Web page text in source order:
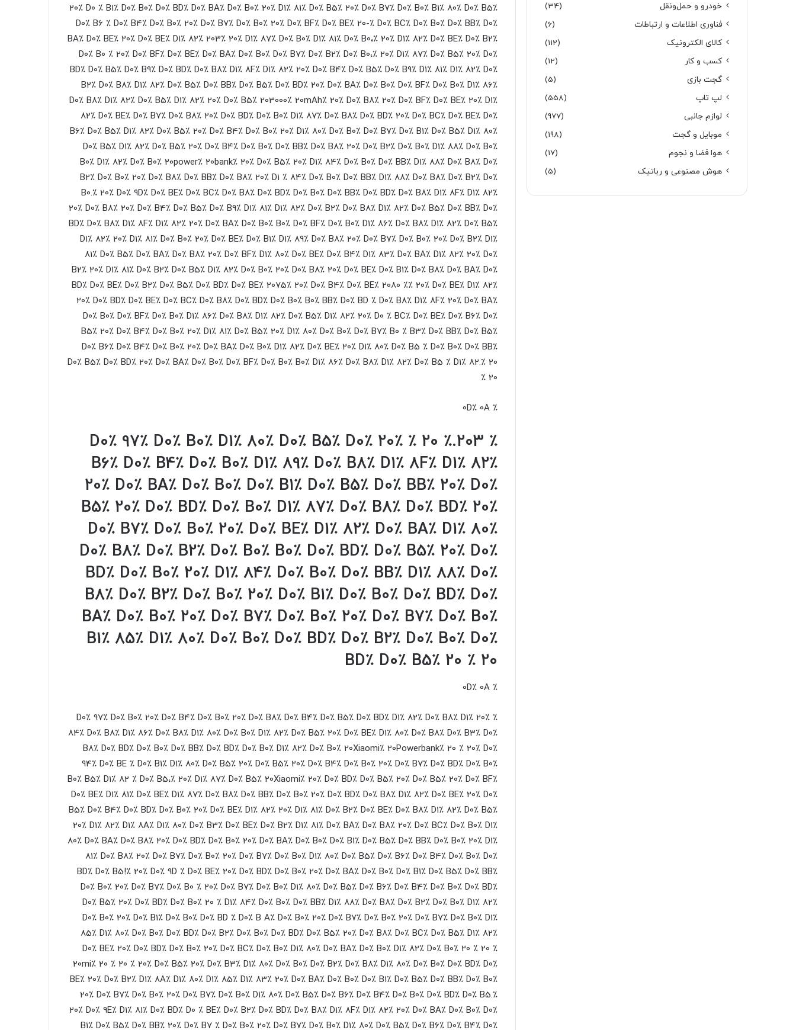
20٪ D0 ٪ B1٪ D0٪ B0٪ D0٪ BD٪ D0٪ BA٪ D0٪ B0٪ 20٪ D1٪ 81٪ D0٪ B5٪ 20٪ D0٪ B7٪ D0٪ B0٪ B1٪ 80٪ D0٪ B5٪
D0٪ B6 ٪ D0٪ B4٪ D0٪ B0٪ 20٪ D0٪ B7٪ D0٪ B0٪ 20٪ D0٪ BF٪ D0٪ BE٪ 20-٪ D0٪ BC٪ D0٪ B0٪ D0٪ BB٪ D0٪
BA٪ D0٪ BE٪ 20٪ D0٪ BE٪ D1٪ 82٪ 203٪ 20٪ D1٪ 87٪ D0٪ B0٪ D1٪ 81٪ D0٪ B0،٪ 20٪ D1٪ 82٪ D0٪ BE٪ D0٪ B2٪
D0٪ B0 ٪ 20٪ D0٪ BF٪ D0٪ BE٪ D0٪ BA٪ D0٪ B0٪ D0٪ B7٪ D0٪ B2٪ D0٪ B0،٪ 20٪ D1٪ 87٪ D0٪ B5٪ 20٪ D0٪
BD٪ D0٪ B5٪ D0٪ B9٪ D0٪ BD٪ D0٪ B8٪ D1٪ 8F٪ D1٪ 82٪ 20٪ D0٪ B4٪ D0٪ B5٪ D0٪ B9٪ D1٪ 81٪ D1٪ 82٪ D0٪
B2٪ D0٪ B8٪ D1٪ 82٪ D0٪ B5٪ D0٪ BB٪ D0٪ B5٪ D0٪ BD٪ 20٪ D0٪ BA٪ D0٪ B0٪ D0٪ BF٪ D0٪ B0٪ D1٪ 86٪
D0٪ B8٪ D1٪ 82٪ D0٪ B5٪ D1٪ 82٪ 20٪ D0٪ B5٪ 203000٪ 20mAh٪ 20٪ D0٪ B8٪ 20٪ D0٪ BF٪ D0٪ BE٪ 20٪ D1٪
82٪ D0٪ BE٪ D0٪ B7٪ D0٪ B8٪ 20٪ D0٪ BD٪ D0٪ B0٪ D1٪ 87٪ D0٪ B8٪ D0٪ BD٪ 20٪ D0٪ BC٪ D0٪ BE٪ D0٪
B6٪ D0٪ B5٪ D1٪ 82٪ D0٪ B5٪ 20٪ D0٪ B4٪ D0٪ B0٪ 20٪ D1٪ 80٪ D0٪ B0٪ D0٪ B7٪ D0٪ B1٪ D0٪ B5٪ D1٪ 80٪
D0٪ B5٪ D1٪ 82٪ D0٪ B5٪ 20٪ D0٪ B4٪ D0٪ B0٪ D0٪ BB٪ D0٪ B8٪ 20٪ D0٪ B2٪ D0٪ B0٪ D1٪ 88٪ D0٪ B0٪
B0٪ D1٪ 82٪ D0٪ B0٪ 20power٪ 20bank٪ 20٪ D0٪ B5٪ 20٪ D1٪ 84٪ D0٪ B0٪ D0٪ BB٪ D1٪ 88٪ D0٪ B8٪ D0٪
B2٪ D0٪ B0٪ 20٪ D0٪ B8٪ D0٪ BB٪ D0٪ B8٪ 20٪ D1 ٪ 84٪ D0٪ B0٪ D0٪ BB٪ D1٪ 88٪ D0٪ B8٪ D0٪ B2٪ D0٪
B0.٪ 20٪ D0٪ 9D٪ D0٪ BE٪ D0٪ BC٪ D0٪ B8٪ D0٪ BD٪ D0٪ B0٪ D0٪ BB٪ D0٪ BD٪ D0٪ B8٪ D1٪ 8F٪ D1٪ 82٪
20٪ D0٪ B8٪ 20٪ D0٪ B4٪ D0٪ B5٪ D0٪ B9٪ D1٪ 81٪ D1٪ 82٪ D0٪ B2٪ D0٪ B8٪ D1٪ 82٪ D0٪ B5٪ D0٪ BB٪ D0٪
BD٪ D0٪ B8٪ D1٪ 8F٪ D1٪ 82٪ 20٪ D0٪ BA٪ D0٪ B0٪ B0٪ D0٪ BF٪ D0٪ B0٪ D1٪ 86٪ D0٪ B8٪ D1٪ 82٪ D0٪ B5٪
D1٪ 82٪ 20٪ D1٪ 81٪ D0٪ B0٪ 20٪ D0٪ BE٪ D0٪ B1٪ D1٪ 89٪ D0٪ B8٪ 20٪ D0٪ B7٪ D0٪ B0٪ 20٪ D0٪ B2٪ D1٪
81٪ D0٪ B5٪ D0٪ BA٪ D0٪ B8٪ 20٪ D0٪ BF٪ D1٪ 80٪ D0٪ BE٪ D0٪ B4٪ D1٪ 83٪ D0٪ BA٪ D1٪ 82٪ 20٪ D0٪
B2٪ 20٪ D1٪ 81٪ D0٪ B2٪ D0٪ B5٪ D1٪ 82٪ D0٪ B0٪ 20٪ D0٪ B8٪ 20٪ D0٪ BE٪ D0٪ B1٪ D0٪ B8٪ D0٪ BA٪ D0٪
BD٪ D0٪ BE٪ D0٪ B2٪ D0٪ B5٪ D0٪ BD٪ D0٪ BE٪ 2075٪ 20٪ D0٪ B4٪ D0٪ BE٪ 2080 ٪٪ 20٪ D0٪ BE٪ D1٪ 82٪
20٪ D0٪ BD٪ D0٪ BE٪ D0٪ BC٪ D0٪ B8٪ D0٪ BD٪ D0٪ B0٪ B0٪ BB٪ D0٪ BD ٪ D0٪ B8٪ D1٪ 8F٪ 20٪ D0٪ BA٪
D0٪ B0٪ D0٪ BF٪ D0٪ B0٪ D1٪ 86٪ D0٪ B8٪ D1٪ 82٪ D0٪ B5٪ D1٪ 82٪ 20٪ D0 ٪ BC٪ D0٪ BE٪ D0٪ B6٪ D0٪
B5٪ 20٪ D0٪ B4٪ D0٪ B0٪ 20٪ D1٪ 81٪ D0٪ B5٪ 20٪ D1٪ 80٪ D0٪ B0٪ D0٪ B7٪ B0 ٪ B3٪ D0٪ BB٪ D0٪ B5٪
D0٪ B6٪ D0٪ B4٪ D0٪ B0٪ 20٪ D0٪ BA٪ D0٪ B0٪ D1٪ 82٪ D0٪ BE٪ 20٪ D1٪ 80٪ D0٪ B5 ٪ D0٪ B0٪ D0٪ BB٪
D0٪ B5٪ D0٪ BD٪ 20٪ D0٪ BA٪ D0٪ B0٪ D0٪ BF٪ D0٪ B0٪ B0٪ D1٪ 86٪ D0٪ B8٪ D1٪ 82٪ D0٪ B5 ٪ D1٪ 82.٪ 20
٪ 20
٪ 0D٪ 0A
٪ 203.٪ 20
٪ 20٪ D0٪ 97٪ D0٪ B0٪ D1٪ 80٪ D0٪ B5٪ D0٪
B6٪ D0٪ B4٪ D0٪ B0٪ D1٪ 89٪ D0٪ B8٪ D1٪ 8F٪ D1٪ 82٪
20٪ D0٪ BA٪ D0٪ B0٪ D0٪ B1٪ D0٪ B5٪ D0٪ BB٪ 20٪ D0٪
B5٪ 20٪ D0٪ BD٪ D0٪ B0٪ D1٪ 87٪ D0٪ B8٪ D0٪ BD٪ 20٪
D0٪ B7٪ D0٪ B0٪ 20٪ D0٪ BE٪ D1٪ 82٪ D0٪ BA٪ D1٪ 80٪
D0٪ B8٪ D0٪ B2٪ D0٪ B0٪ B0٪ D0٪ BD٪ D0٪ B5٪ 20٪ D0٪
BD٪ D0٪ B0٪ 20٪ D1٪ 84٪ D0٪ B0٪ D0٪ BB٪ D1٪ 88٪ D0٪
B8٪ D0٪ B2٪ D0٪ B0٪ 20٪ D0٪ B1٪ D0٪ B0٪ D0٪ BD٪ D0٪
BA٪ D0٪ B0٪ 20٪ D0٪ B7٪ D0٪ B0٪ 20٪ D0٪ B7٪ D0٪ B0٪
B1٪ 85٪ D1٪ 80٪ D0٪ B0٪ D0٪ BD٪ D0٪ B2٪ D0٪ B0٪ D0٪
BD٪ D0٪ B5٪ 20 ٪ 20
٪ 0D٪ 0A
٪ 20٪ D0٪ 97٪ D0٪ B0٪ 20٪ D0٪ B4٪ D0٪ B0٪ 20٪ D0٪ B8٪ D0٪ B4٪ D0٪ B5٪ D0٪ BD٪ D1٪ 82٪ D0٪ B8٪ D1٪
84٪ D0٪ B8٪ D1٪ 86٪ D0٪ B8٪ D1٪ 80٪ D0٪ B0٪ D1٪ 82٪ D0٪ B5٪ 20٪ D0٪ BE٪ D1٪ 80٪ D0٪ B8٪ D0٪ B3٪ D0٪
B8٪ D0٪ BD٪ D0٪ B0٪ D0٪ BB٪ D0٪ BD٪ D0٪ B0٪ D1٪ 82٪ D0٪ B0٪ 20Xiaomi٪ 20Powerbank٪ 20 ٪ 20٪ D0٪
94٪ D0٪ BE ٪ D0٪ B1٪ D1٪ 80٪ D0٪ B5٪ 20٪ D0٪ B5٪ 20٪ D0٪ B4٪ D0٪ B0٪ 20٪ D0٪ B7٪ D0٪ BD٪ D0٪ B0٪
B0٪ B5٪ D1٪ 82 ٪ D0٪ B5،٪ 20٪ D1٪ 87٪ D0٪ B5٪ 20Xiaomi٪ 20٪ D0٪ BD٪ D0٪ B5٪ 20٪ D0٪ B5٪ 20٪ D0٪ BF٪
D0٪ BE٪ D1٪ 81٪ D0٪ BE٪ D1٪ 87٪ D0٪ B8٪ D0٪ BB٪ D0٪ B0٪ 20٪ D0٪ BD٪ D0٪ B8٪ D1٪ 82٪ D0٪ BE٪ 20٪ D0٪
B5٪ D0٪ B4٪ D0٪ BD٪ D0٪ B0٪ 20٪ D0٪ BE٪ D1٪ 82٪ 20٪ D1٪ 81٪ D0٪ B2٪ D0٪ BE٪ D0٪ B8٪ D1٪ 82٪ D0٪ B5٪
20٪ D1٪ 82٪ D1٪ 8A٪ D1٪ 80٪ D0٪ B3٪ D0٪ BE٪ D0٪ B2٪ D1٪ 81٪ D0٪ BA٪ D0٪ B8٪ 20٪ D0٪ BC٪ D0٪ B0٪ D1٪
80٪ D0٪ BA٪ D0٪ B8٪ 20٪ D0٪ BD٪ D0٪ B0٪ 20٪ D0٪ BA٪ D0٪ B0٪ D0٪ B1٪ D0٪ B5٪ D0٪ BB٪ D0٪ B0٪ 20٪ D1٪
81٪ D0٪ B8٪ 20٪ D0٪ B7٪ D0٪ B0٪ 20٪ D0٪ B7٪ D0٪ B0٪ D1٪ 80٪ D0٪ B5٪ D0٪ B6٪ D0٪ B4٪ D0٪ B0٪ D0٪
BD٪ D0٪ B5!٪ 20٪ D0٪ 9D ٪ D0٪ BE٪ 20٪ D0٪ BD٪ D0٪ B0٪ 20٪ D0٪ BA٪ D0٪ B0٪ D0٪ B1٪ D0٪ B5٪ D0٪ BB٪
D0٪ B0٪ 20٪ D0٪ B7٪ D0٪ B0 ٪ 20٪ D0٪ B7٪ D0٪ B0٪ D1٪ 80٪ D0٪ B5٪ D0٪ B6٪ D0٪ B4٪ D0٪ B0٪ D0٪ BD٪
D0٪ B5٪ 20٪ D0٪ BD٪ D0٪ B0٪ 20 ٪ D1٪ 84٪ D0٪ B0٪ D0٪ BB٪ D1٪ 88٪ D0٪ B8٪ D0٪ B2٪ D0٪ B0٪ D1٪ 82٪
D0٪ B0٪ 20٪ D0٪ B1٪ D0٪ B0٪ D0٪ BD ٪ D0٪ B A٪ D0٪ B0٪ 20٪ D0٪ B7٪ D0٪ B0٪ 20٪ D0٪ B7٪ D0٪ B0٪ D1٪
85٪ D1٪ 80٪ D0٪ B0٪ D0٪ BD٪ D0٪ B2٪ D0٪ B0٪ D0٪ BD٪ D0٪ B5٪ 20٪ D0٪ B8٪ D0٪ BC٪ D0٪ B5٪ D1٪ 82٪
D0٪ BE٪ 20٪ D0٪ BD٪ D0٪ B0٪ 20٪ D0٪ BC٪ D0٪ B0٪ D1٪ 80٪ D0٪ BA٪ D0٪ B0٪ D1٪ 82٪ D0٪ B0٪ 20 ٪ 20 ٪
20mi٪ 20 ٪ 20 ٪ 20٪ D0٪ B5٪ 20٪ D0٪ B3٪ D1٪ 80٪ D0٪ B0٪ D0٪ B2٪ D0٪ B8٪ D1٪ 80٪ D0٪ B0٪ D0٪ BD٪ D0٪
BE٪ 20٪ D0٪ B2٪ D1٪ 8A٪ D1٪ 80٪ D1٪ 85٪ D1٪ 83٪ 20٪ D0٪ BA٪ D0٪ B0٪ D0٪ B1٪ D0٪ B5٪ D0٪ BB٪ D0٪ B0٪
20٪ D0٪ B7٪ D0٪ B0٪ 20٪ D0٪ B7٪ D0٪ B0٪ D1٪ 80٪ D0٪ B5٪ D0٪ B6٪ D0٪ B4٪ D0٪ B0٪ D0٪ BD٪ D0٪ B5.٪
20٪ D0٪ 9E٪ D1٪ 81٪ D0٪ BD٪ D0 ٪ BE٪ D0٪ B2٪ D0٪ BD٪ D0٪ B8٪ D1٪ 8F٪ D1٪ 82٪ 20٪ D0٪ BA٪ D0٪ B0٪ D0٪
B1٪ D0٪ B5٪ D0٪ BB٪ 20٪ D0٪ B7 ٪ D0٪ B0٪ 20٪ D0٪ B7٪ D0٪ B0٪ D1٪ 80٪ D0٪ B5٪ D0٪ B6٪ D0٪ B4٪ D0٪
خودرو و حمل‌و‌نقل
(34)
فناوری اطلاعات و ارتباطات
(6)
کالای الکترونیک
(112)
کسب و کار
(12)
گجت بازی
(5)
لپ تاپ
(558)
لوازم جانبی
(977)
موبایل و گجت
(198)
هوا فضا و نجوم
(17)
هوش مصنوعی و رباتیک
(5)